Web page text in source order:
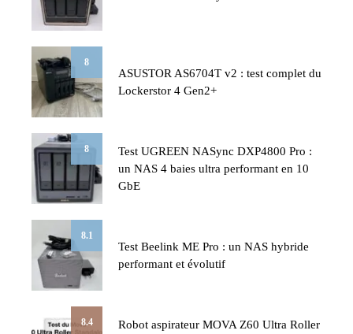
8
ASUSTOR AS6704T v2 : test complet du
Lockerstor 4 Gen2+
8
Test UGREEN NASync DXP4800 Pro :
un NAS 4 baies ultra performant en 10
GbE
8.1
Test Beelink ME Pro : un NAS hybride
performant et évolutif
8.4
Robot aspirateur MOVA Z60 Ultra Roller